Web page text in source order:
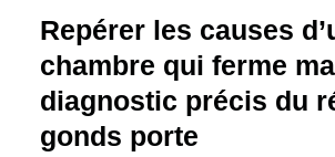
Repérer les causes
chambre qui ferme
diagnostic précis du
gonds porte